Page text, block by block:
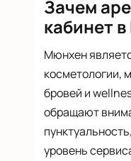
Зачем
кабинет
Мюнхен
косметологии,
бровей и
обращают
уровень